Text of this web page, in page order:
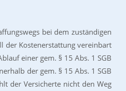
bei dem zuständigen
der Kostenerstattung vereinbart
einer gem. § 15 Abs. 1 SGB
der gem. § 15 Abs. 1 SGB
der Versicherte nicht den Weg